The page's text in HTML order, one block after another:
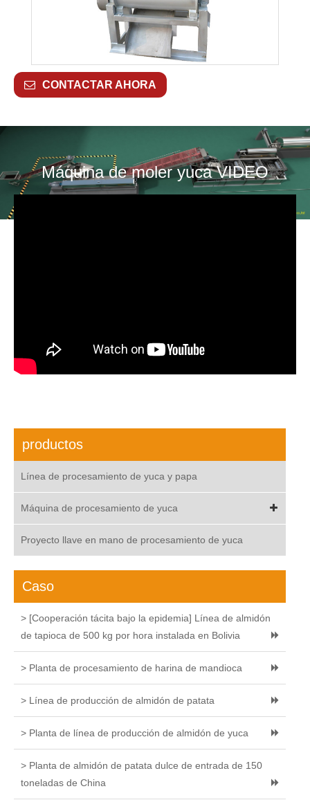
CONTACTAR AHORA
Máquina de moler yuca VIDEO
productos
Línea de procesamiento de yuca y papa
Máquina de procesamiento de yuca
Proyecto llave en mano de procesamiento de yuca
Caso
> [Cooperación tácita bajo la epidemia] Línea de almidón
de tapioca de 500 kg por hora instalada en Bolivia
> Planta de procesamiento de harina de mandioca
> Línea de producción de almidón de patata
> Planta de línea de producción de almidón de yuca
> Planta de almidón de patata dulce de entrada de 150
toneladas de China